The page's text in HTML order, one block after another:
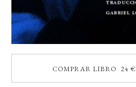
COMPRAR LIBRO 24 €